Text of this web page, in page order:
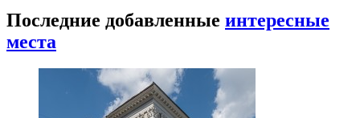
Последние добавленные интересные
места